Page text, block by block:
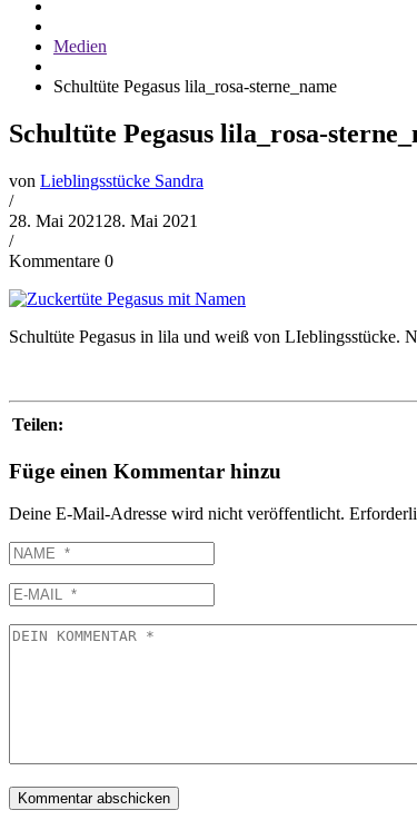
Medien
Schultüte Pegasus lila_rosa-sterne_name
Schultüte Pegasus lila_rosa-
von Lieblingsstücke Sandra
/
28. Mai 2021 28. Mai 2021
/
Kommentare 0
Schultüte Pegasus in lila und weiß von LIeblingsstücke.
Teilen:
Füge einen Kommentar hinzu
Deine E-Mail-Adresse wird nicht veröffentlicht.